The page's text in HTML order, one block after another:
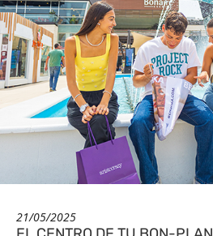
21/05/2025